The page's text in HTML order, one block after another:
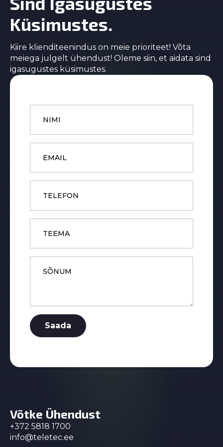
Küsimustes.
Kiire klienditeenindus on meie prioriteet! Võta
meiega julgelt ühendust! Oleme siin, et aidata sind
igasugustes küsimustes.
Name
Email
Phone
Subject
Message
Saada
Võtke Ühendust
+372 5818 1700
info@teletec.ee